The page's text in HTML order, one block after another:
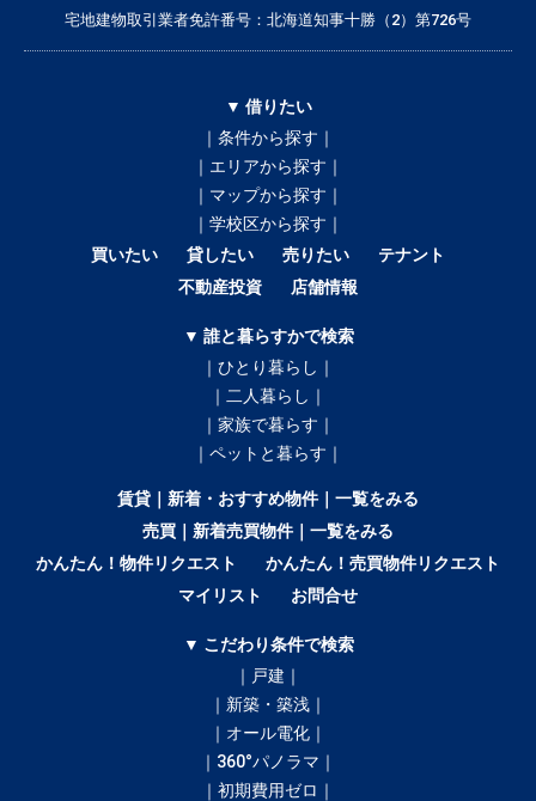
宅地建物取引業者免許番号：北海道知事十勝（2）第726号
▼ 借りたい
｜条件から探す｜
｜エリアから探す｜
｜マップから探す｜
｜学校区から探す｜
買いたい
貸したい 売りたい
テナント
不動産投資
店舗情報
▼ 誰と暮らすかで検索
｜ひとり暮らし｜
｜二人暮らし｜
｜家族で暮らす｜
｜ペットと暮らす｜
賃貸｜新着・おすすめ物件｜一覧をみる
売買｜新着売買物件｜一覧をみる
かんたん！物件リクエスト
かんたん！売買物件リクエスト
マイリスト
お問合せ
▼ こだわり条件で検索
｜戸建｜
｜新築・築浅｜
｜オール電化｜
｜360°パノラマ｜
｜初期費用ゼロ｜